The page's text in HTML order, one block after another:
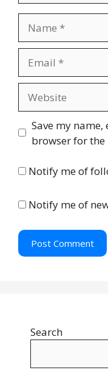
m
a
l
s
t
Save my
browser for
Notify me of
Notify me of
Search